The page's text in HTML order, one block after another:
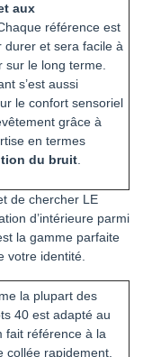
aux
référence est
durer et sera facile à
sur le long terme.
s’est aussi
le confort sensoriel
grâce à
en termes
du bruit.
de chercher LE
d’intérieure parmi
la gamme parfaite
votre identité.
la plupart des
40 est adapté au
fait référence à la
collée rapidement,